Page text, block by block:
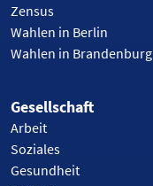
Zensus
Wahlen in Berlin
Wahlen in Brandenburg
Gesellschaft
Arbeit
Soziales
Gesundheit